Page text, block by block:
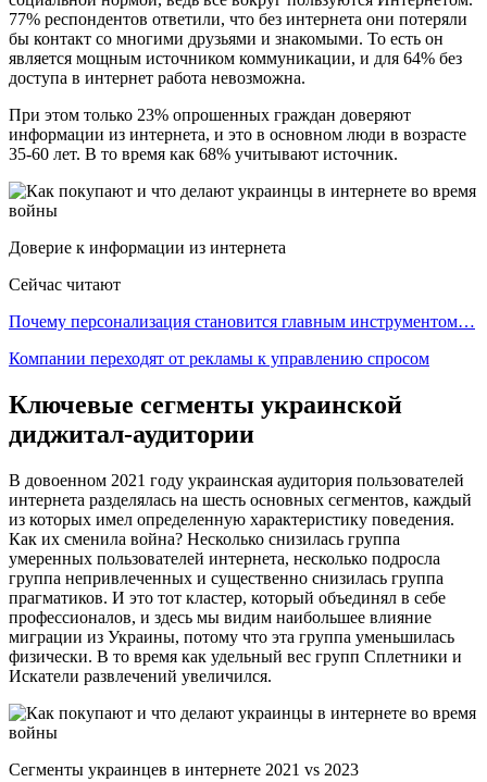
77% респондентов ответили, что без интернета они потеряли
бы контакт со многими друзьями и знакомыми. То есть он
является мощным источником коммуникации, и для 64% без
доступа в интернет работа невозможна.
При этом только 23% опрошенных граждан доверяют
информации из интернета, и это в основном люди в возрасте
35-60 лет. В то время как 68% учитывают источник.
Доверие к информации из интернета
Сейчас читают
Почему персонализация становится главным инструментом…
Компании переходят от рекламы к управлению спросом
Ключевые сегменты украинской
диджитал-аудитории
В довоенном 2021 году украинская аудитория пользователей
интернета разделялась на шесть основных сегментов, каждый
из которых имел определенную характеристику поведения.
Как их сменила война? Несколько снизилась группа
умеренных пользователей интернета, несколько подросла
группа непривлеченных и существенно снизилась группа
прагматиков. И это тот кластер, который объединял в себе
профессионалов, и здесь мы видим наибольшее влияние
миграции из Украины, потому что эта группа уменьшилась
физически. В то время как удельный вес групп Сплетники и
Искатели развлечений увеличился.
Сегменты украинцев в интернете 2021 vs 2023